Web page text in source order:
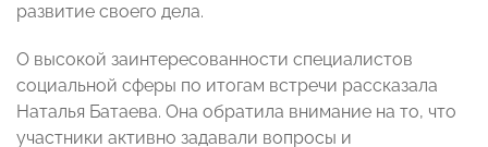
развитие своего дела.
О высокой заинтересованности специалистов
социальной сферы по итогам встречи рассказала
Наталья Батаева. Она обратила внимание на то, что
участники активно задавали вопросы и